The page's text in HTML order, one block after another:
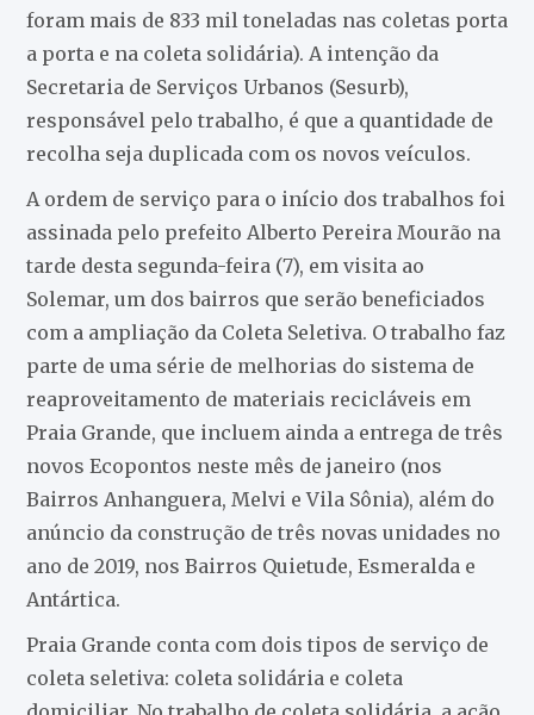
foram mais de 833 mil toneladas nas coletas porta
a porta e na coleta solidária). A intenção da
Secretaria de Serviços Urbanos (Sesurb),
responsável pelo trabalho, é que a quantidade de
recolha seja duplicada com os novos veículos.
A ordem de serviço para o início dos trabalhos foi
assinada pelo prefeito Alberto Pereira Mourão na
tarde desta segunda-feira (7), em visita ao
Solemar, um dos bairros que serão beneficiados
com a ampliação da Coleta Seletiva. O trabalho faz
parte de uma série de melhorias do sistema de
reaproveitamento de materiais recicláveis em
Praia Grande, que incluem ainda a entrega de três
novos Ecopontos neste mês de janeiro (nos
Bairros Anhanguera, Melvi e Vila Sônia), além do
anúncio da construção de três novas unidades no
ano de 2019, nos Bairros Quietude, Esmeralda e
Antártica.
Praia Grande conta com dois tipos de serviço de
coleta seletiva: coleta solidária e coleta